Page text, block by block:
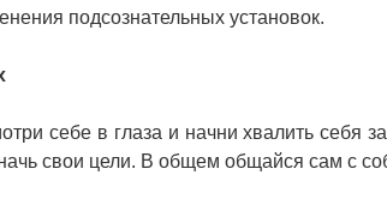
подсознательных установок.
себе в глаза и начни хвалить себя
свои цели. В общем общайся сам с